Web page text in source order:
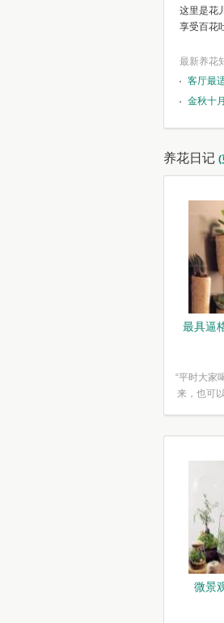
这里是花
享受百花
最新养花
客厅最
金秋十
养花日记 (
最具逼
木塞
“平时大家
来，也可
微景